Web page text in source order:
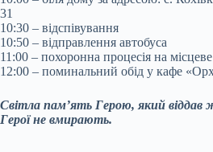
31
10:30 – відспівування
10:50 – відправлення автобуса
11:00 – похоронна процесія на
12:00 – поминальний обід у кафе
Світла пам’ять Герою, який віддав
Герої не вмирають.